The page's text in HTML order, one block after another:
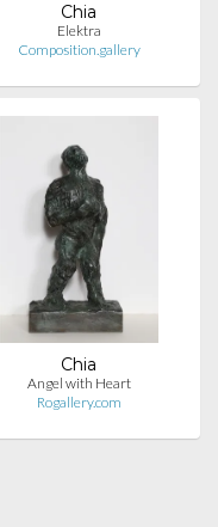
Chia
Elektra
Composition.gallery
Chia
Angel with Heart
Rogallery.com